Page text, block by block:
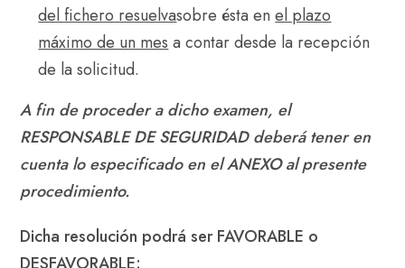
del fichero resuelvasobre ésta enel plazo
máximo de un mes a contar desde la recepción
de la solicitud.
A fin de proceder a dicho examen, el
RESPONSABLE DE SEGURIDAD deberá tener en
cuenta lo especificado en el ANEXO al presente
procedimiento.
Dicha resolución podrá ser FAVORABLE o
DESFAVORABLE: